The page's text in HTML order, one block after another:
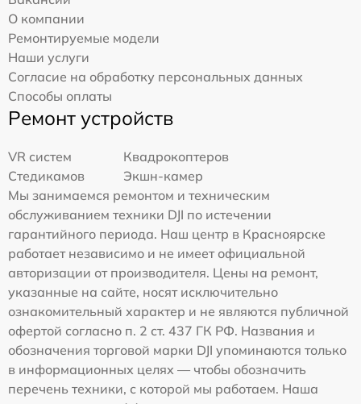
О компании
Ремонтируемые модели
Наши услуги
Согласие на обработку персональных данных
Способы оплаты
Ремонт устройств
VR систем
Квадрокоптеров
Стедикамов
Экшн-камер
Мы занимаемся ремонтом и техническим
обслуживанием техники DJI по истечении
гарантийного периода. Наш центр в Красноярске
работает независимо и не имеет официальной
авторизации от производителя. Цены на ремонт,
указанные на сайте, носят исключительно
ознакомительный характер и не являются публичной
офертой согласно п. 2 ст. 437 ГК РФ. Названия и
обозначения торговой марки DJI упоминаются только
в информационных целях — чтобы обозначить
перечень техники, с которой мы работаем. Наша